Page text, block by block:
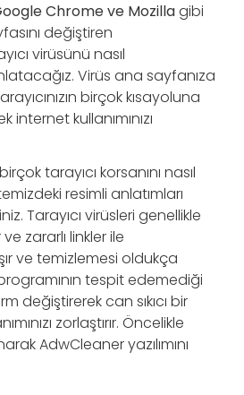
Chrome ve Mozillagibi
değiştiren
virüsünü nasıl
Virüs ana sayfanıza
birçok kısayoluna
internet kullanımınızı
tarayıcı korsanını nasıl
resimli anlatımları
Tarayıcı virüsleri genellikle
zararlı linkler ile
ve temizlemesi oldukça
tespit edemediği
değiştirerek can sıkıcı bir
zorlaştırır. Öncelikle
AdwCleaner yazılımını